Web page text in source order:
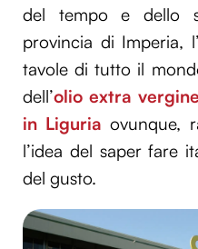
del tempo e dello
provincia di Imperia,
tavole di tutto il
dell’olio extra
in Liguria ovunque,
l’idea del saper fare
del gusto.